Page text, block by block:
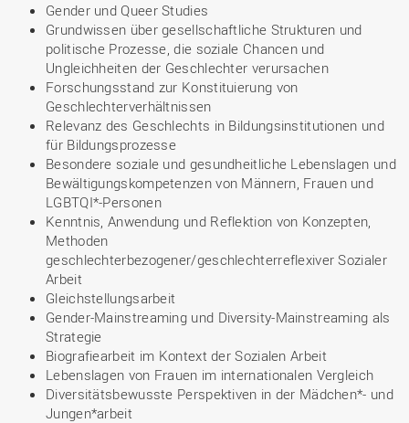
Gender und Queer Studies
Grundwissen über gesellschaftliche Strukturen und
politische Prozesse, die soziale Chancen und
Ungleichheiten der Geschlechter verursachen
Forschungsstand zur Konstituierung von
Geschlechterverhältnissen
Relevanz des Geschlechts in Bildungsinstitutionen und
für Bildungsprozesse
Besondere soziale und gesundheitliche Lebenslagen und
Bewältigungskompetenzen von Männern, Frauen und
LGBTQI*-Personen
Kenntnis, Anwendung und Reflektion von Konzepten,
Methoden
geschlechterbezogener/geschlechterreflexiver Sozialer
Arbeit
Gleichstellungsarbeit
Gender-Mainstreaming und Diversity-Mainstreaming als
Strategie
Biografiearbeit im Kontext der Sozialen Arbeit
Lebenslagen von Frauen im internationalen Vergleich
Diversitätsbewusste Perspektiven in der Mädchen*- und
Jungen*arbeit